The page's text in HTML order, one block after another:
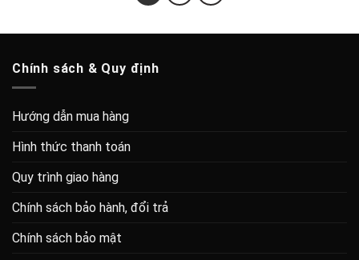
Chính sách & Quy định
Hướng dẫn mua hàng
Hình thức thanh toán
Quy trình giao hàng
Chính sách bảo hành, đổi trả
Chính sách bảo mật